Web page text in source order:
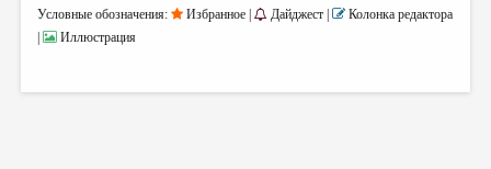
Условные обозначения: Избранное | Дайджест |
Колонка редактора
Иллюстрация